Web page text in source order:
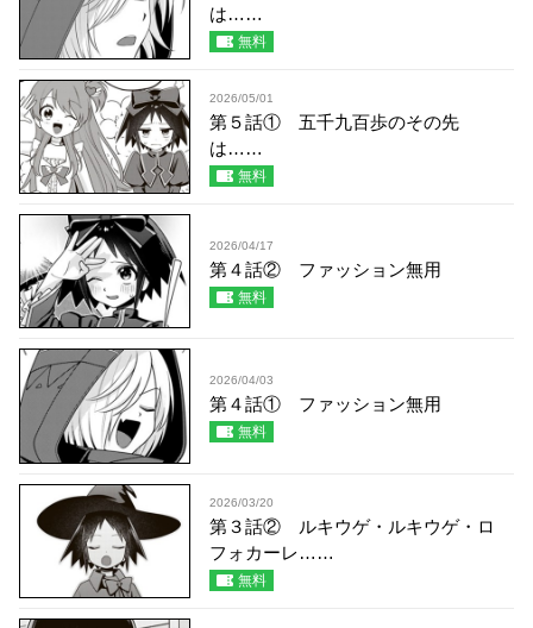
は……
無料
2026/05/01
第５話① 五千九百歩のその先
は……
無料
2026/04/17
第４話② ファッション無用
無料
2026/04/03
第４話① ファッション無用
無料
2026/03/20
第３話② ルキウゲ・ルキウゲ・ロ
フォカーレ……
無料